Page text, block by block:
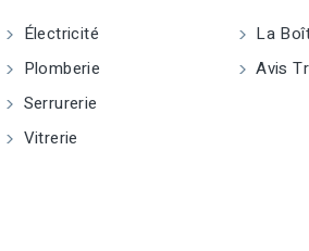
Électricité
Plomberie
Serrurerie
Vitrerie
La
Avis